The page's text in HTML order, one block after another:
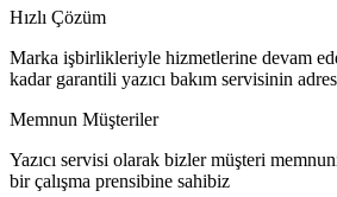
Hızlı Çözüm
Marka işbirlikleriyle hizmetlerine devam
kadar garantili yazıcı bakım servisinin
Memnun Müşteriler
Yazıcı servisi olarak bizler müşteri
bir çalışma prensibine sahibiz